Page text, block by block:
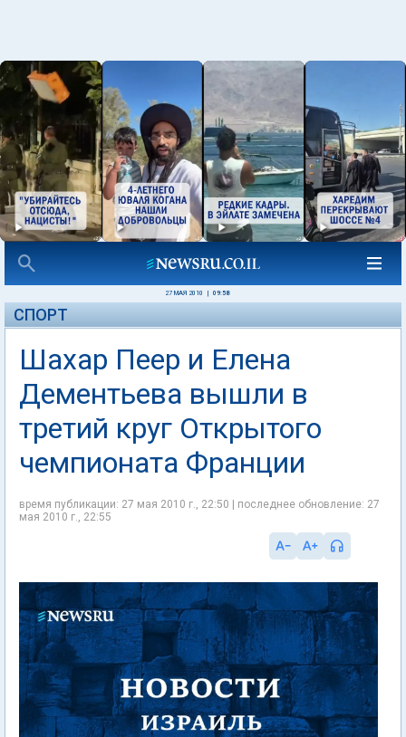
27 МАЯ 2010 09:58
СПОРТ
Шахар Пеер и Елена
Дементьева вышли в
третий круг Открытого
чемпионата Франции
время публикации: 27 мая 2010 г., 22:50 | последнее обновление: 27
мая 2010 г., 22:55